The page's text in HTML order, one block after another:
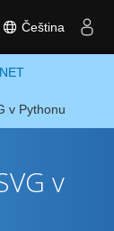
Čeština
v Pythonu
v